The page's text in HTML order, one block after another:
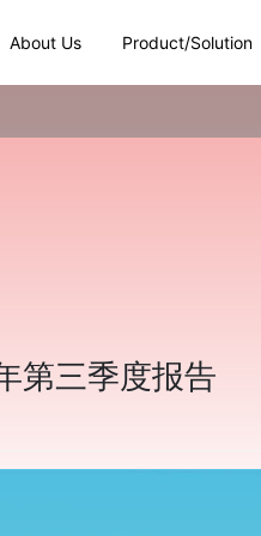
About Us Product/Solution
第三季度报告